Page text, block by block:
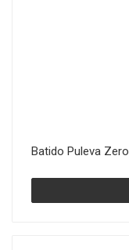
Batido Puleva Zero